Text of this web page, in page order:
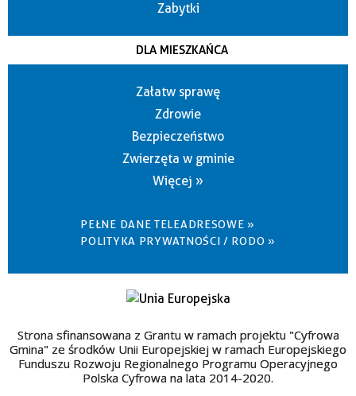
Zabytki
DLA MIESZKAŃCA
Załatw sprawę
Zdrowie
Bezpieczeństwo
Zwierzęta w gminie
Więcej »
PEŁNE DANE TELEADRESOWE »
POLITYKA PRYWATNOŚCI / RODO »
Strona sfinansowana z Grantu w ramach projektu "Cyfrowa
Gmina" ze środków Unii Europejskiej w ramach Europejskiego
Funduszu Rozwoju Regionalnego Programu Operacyjnego
Polska Cyfrowa na lata 2014-2020.